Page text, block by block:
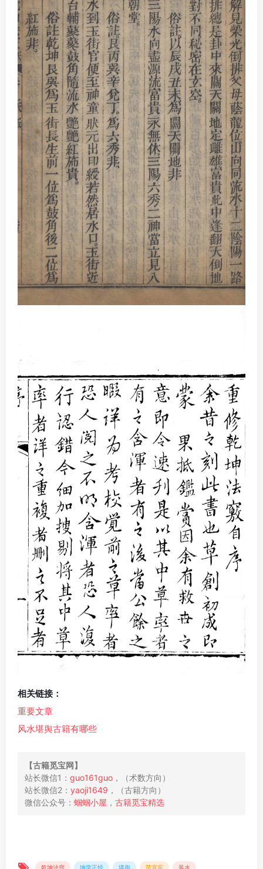
相关链接：
重​​要​​文​​章​
风​水​堪​舆​古​籍​有​哪​些
【古​籍​​觅​宝​网】
站长微信1： guo161guo ，（术数方向）
站长微信2： yaoji1649 ，（古籍方向）
微信公众号： 蝈蝈​小屋 ，
乾坤法窍 地学正经 堪舆 范宜宾 风水